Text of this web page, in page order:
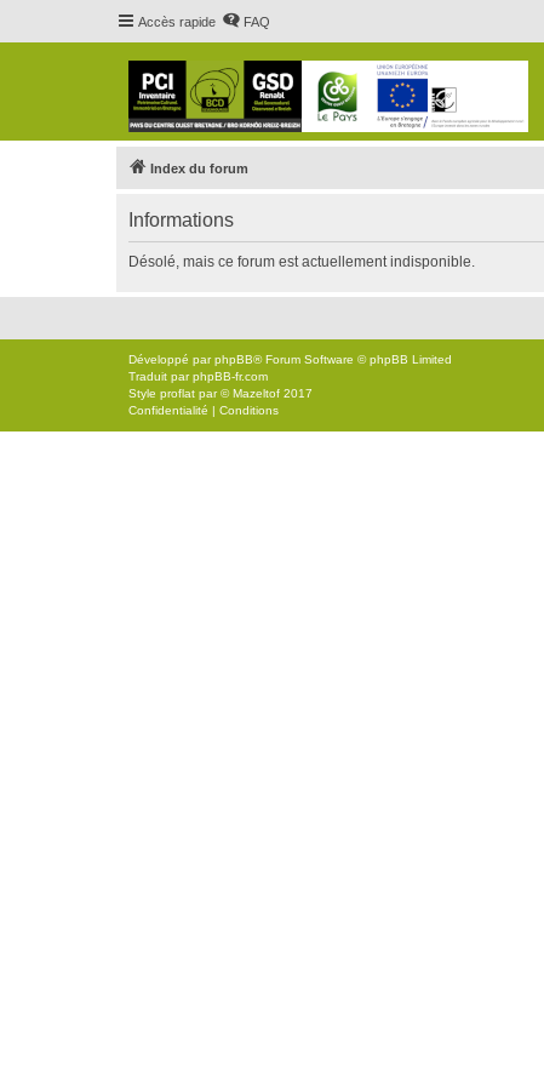
Accès rapide FAQ
Index du forum
Informations
Désolé, mais ce forum est actuellement indisponible.
Développé parphpBB® Forum Software © phpBB Limited
Traduit parphpBB-fr.com
Style proflat par ©Mazeltof 2017
Confidentialité | Conditions